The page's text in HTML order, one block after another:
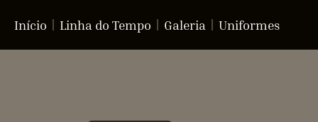
Início Linha do Tempo Galeria Uniformes